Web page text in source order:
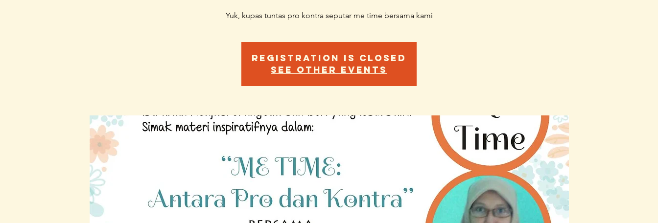
Yuk, kupas tuntas pro kontra seputar me time bersama kami
Registration is Closed
See other events